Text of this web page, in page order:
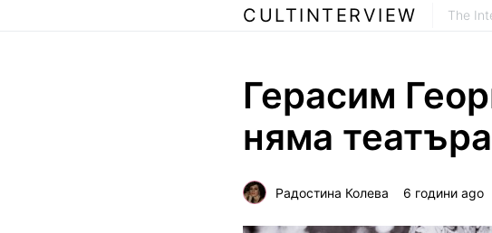
CULTINTERVIEW The
Герасим
няма театъра
Радостина Колева 6 години ago